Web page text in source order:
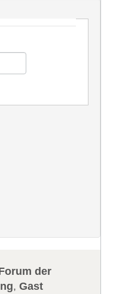
der
,Gast